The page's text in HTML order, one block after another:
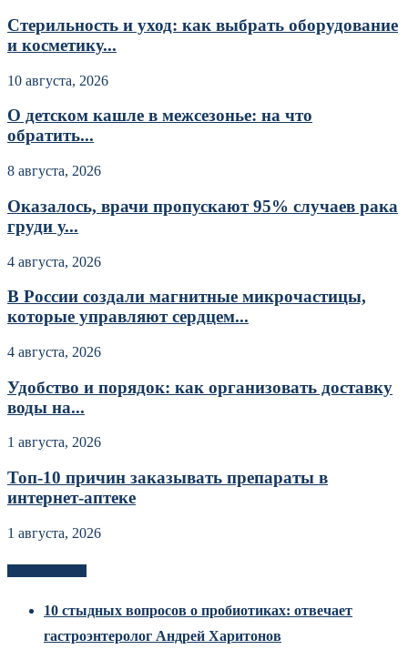
Стерильность и уход: как выбрать оборудование
и косметику...
10 августа, 2026
О детском кашле в межсезонье: на что
обратить...
8 августа, 2026
Оказалось, врачи пропускают 95% случаев рака
груди у...
4 августа, 2026
В России создали магнитные микрочастицы,
которые управляют сердцем...
4 августа, 2026
Удобство и порядок: как организовать доставку
воды на...
1 августа, 2026
Топ-10 причин заказывать препараты в
интернет-аптеке
1 августа, 2026
10 стыдных вопросов о пробиотиках: отвечает
гастроэнтеролог Андрей Харитонов